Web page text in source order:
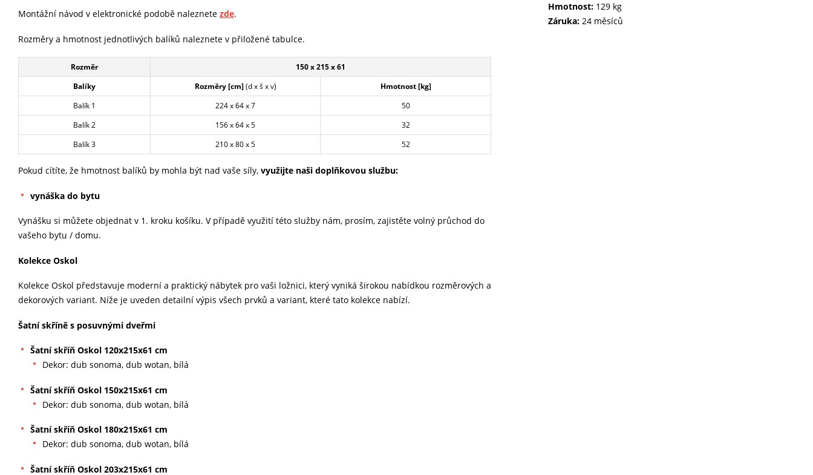
Montážní návod v elektronické podobě naleznete zde.
Rozměry a hmotnost jednotlivých balíků naleznete v přiložené tabulce.
Rozměr
150 x 215 x 61
Balíky
Rozměry [cm](d x š x v)
Hmotnost [kg]
Balík 1
224 x 64 x 7
50
Balík 2
156 x 64 x 5
32
Balík 3
210 x 80 x 5 52
Pokud cítíte, že hmotnost balíků by mohla být nad vaše síly, využijte naši doplňkovou službu:
vynáška do bytu
Vynášku si můžete objednat v 1. kroku košíku. V případě využití této služby nám, prosím, zajistěte volný průchod do
vašeho bytu / domu.
Kolekce Oskol
Kolekce Oskol představuje moderní a praktický nábytek pro vaši ložnici, který vyniká širokou nabídkou rozměrových a
dekorových variant. Níže je uveden detailní výpis všech prvků a variant, které tato kolekce nabízí.
Šatní skříně s posuvnými dveřmi
Šatní skříň Oskol 120x215x61 cm
Dekor: dub sonoma, dub wotan, bílá
Šatní skříň Oskol 150x215x61 cm
Dekor: dub sonoma, dub wotan, bílá
Šatní skříň Oskol 180x215x61 cm
Dekor: dub sonoma, dub wotan, bílá
Šatní skříň Oskol 203x215x61 cm
Hmotnost: 129 kg
Záruka: 24 měsíců